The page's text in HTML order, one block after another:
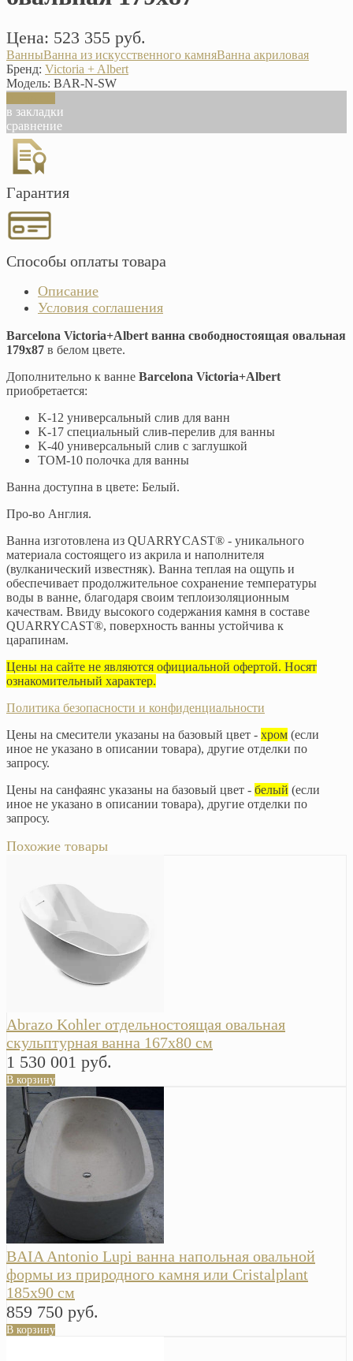
Цена: 523 355 руб.
ВанныВанна из искусственного камняВанна акриловая
Бренд: Victoria + Albert
Модель: BAR-N-SW
в закладки
сравнение
Гарантия
Способы оплаты товара
Описание
Условия соглашения
Barcelona Victoria+Albert ванна свободностоящая овальная
179х87 в белом цвете.
Дополнительно к ванне Barcelona Victoria+Albert
приобретается:
K-12 универсальный слив для ванн
K-17 специальный слив-перелив для ванны
K-40 универсальный слив с заглушкой
TOM-10 полочка для ванны
​Ванна доступна в цвете: Белый.
Про-во Англия.
Ванна изготовлена из QUARRYCAST® - уникального
материала состоящего из акрила и наполнителя
(вулканический известняк). Ванна теплая на ощупь и
обеспечивает продолжительное сохранение температуры
воды в ванне, благодаря своим теплоизоляционным
качествам. Ввиду высокого содержания камня в составе
QUARRYCAST®, поверхность ванны устойчива к
царапинам.
Цены на сайте не являются официальной офертой. Носят
ознакомительный характер.
Политика безопасности и конфиденциальности
Цены на смесители указаны на базовый цвет - хром (если
иное не указано в описании товара), другие отделки по
запросу.
Цены на санфаянс указаны на базовый цвет - белый (если
иное не указано в описании товара), другие отделки по
запросу.
Похожие товары
Abrazo Kohler отдельностоящая овальная
скульптурная ванна 167х80 см
1 530 001 руб.
В корзину
BAIA Antonio Lupi ванна напольная овальной
формы из природного камня или Cristalplant
185х90 см
859 750 руб.
В корзину